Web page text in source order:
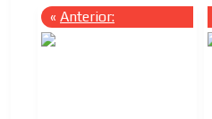
« Anterior: